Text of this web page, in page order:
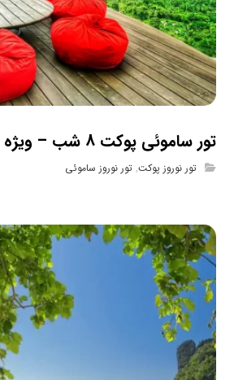
تور ساموئی پوکت 8 شب – ویژه نوروز
تور نوروز پوکت,تور نوروز ساموئی